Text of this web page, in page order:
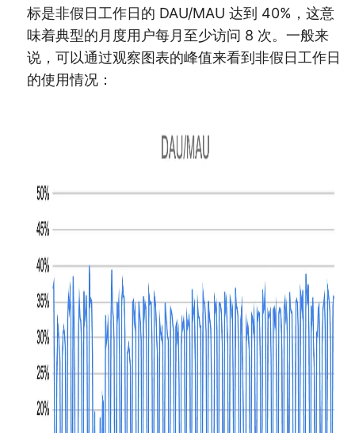
标是非假日工作日的 DAU/MAU 达到 40%，这意
味着典型的月度用户每月至少访问 8 次。一般来
说，可以通过观察图表的峰值来看到非假日工作日
的使用情况：